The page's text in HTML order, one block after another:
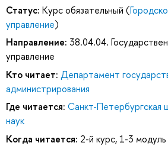
Статус: Курс обязательный (
управление)
Направление: 38.04.04.
управление
Кто читает: Департамент
администрирования
Где читается: Санкт-Петербургская
наук
Когда читается: 2-й курс, 1-3 модуль